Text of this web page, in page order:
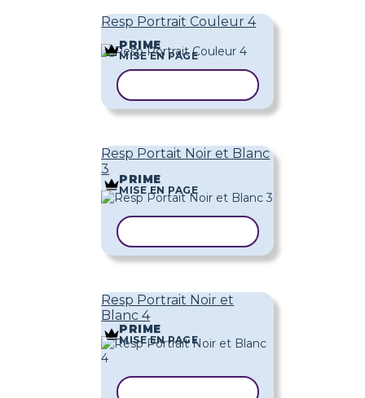
Resp Portrait Couleur 4
PRIME
MISE EN PAGE
Resp Portait Noir et Blanc
3
PRIME
MISE EN PAGE
Resp Portrait Noir et
Blanc 4
PRIME
MISE EN PAGE